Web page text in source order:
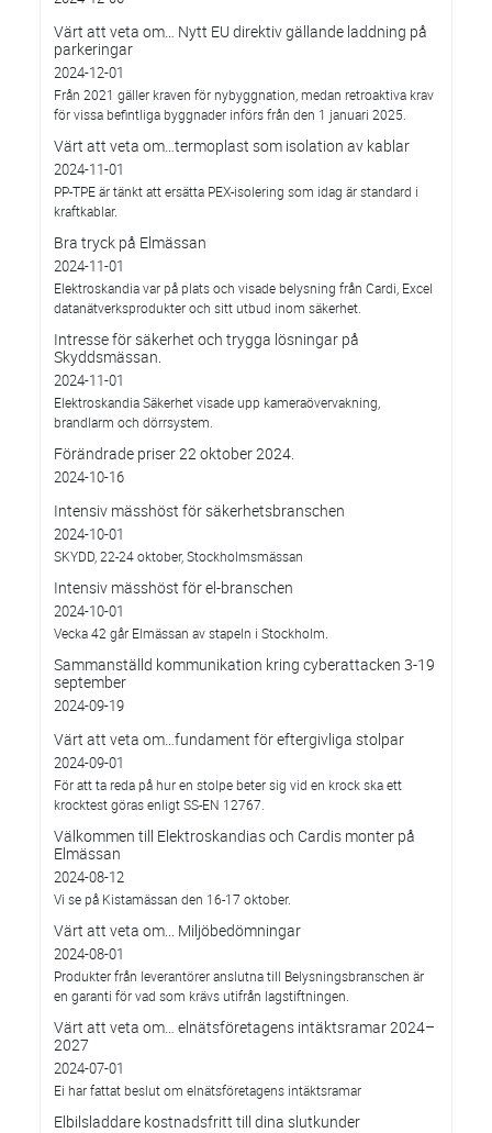
Värt att veta om… Nytt EU direktiv gällande laddning på
parkeringar
2024-12-01
Från 2021 gäller kraven för nybyggnation, medan retroaktiva krav
för vissa befintliga byggnader införs från den 1 januari 2025.
Värt att veta om…termoplast som isolation av kablar
2024-11-01
PP-TPE är tänkt att ersätta PEX-isolering som idag är standard i
kraftkablar.
Bra tryck på Elmässan
2024-11-01
Elektroskandia var på plats och visade belysning från Cardi, Excel
datanätverksprodukter och sitt utbud inom säkerhet.
Intresse för säkerhet och trygga lösningar på
Skyddsmässan.
2024-11-01
Elektroskandia Säkerhet visade upp kameraövervakning,
brandlarm och dörrsystem.
Förändrade priser 22 oktober 2024.
2024-10-16
Intensiv mässhöst för säkerhetsbranschen
2024-10-01
SKYDD, 22-24 oktober, Stockholmsmässan
Intensiv mässhöst för el-branschen
2024-10-01
Vecka 42 går Elmässan av stapeln i Stockholm.
Sammanställd kommunikation kring cyberattacken 3-19
september
2024-09-19
Värt att veta om…fundament för eftergivliga stolpar
2024-09-01
För att ta reda på hur en stolpe beter sig vid en krock ska ett
krocktest göras enligt SS-EN 12767.
Välkommen till Elektroskandias och Cardis monter på
Elmässan
2024-08-12
Vi se på Kistamässan den 16-17 oktober.
Värt att veta om... Miljöbedömningar
2024-08-01
Produkter från leverantörer anslutna till Belysningsbranschen är
en garanti för vad som krävs utifrån lagstiftningen.
Värt att veta om… elnätsföretagens intäktsramar 2024–
2027
2024-07-01
Ei har fattat beslut om elnätsföretagens intäktsramar
Elbilsladdare kostnadsfritt till dina slutkunder